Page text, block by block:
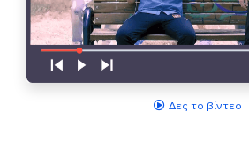
Δες το βίντεο